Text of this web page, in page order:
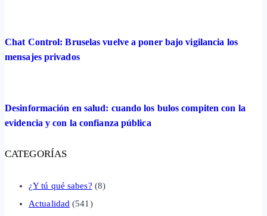
Chat Control: Bruselas vuelve a poner bajo vigilancia los
mensajes privados
Desinformación en salud: cuando los bulos compiten con la
evidencia y con la confianza pública
CATEGORÍAS
¿Y tú qué sabes? (8)
Actualidad (541)